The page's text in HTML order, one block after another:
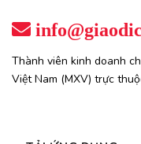
Thành viên kinh doanh
Việt Nam (MXV) trực